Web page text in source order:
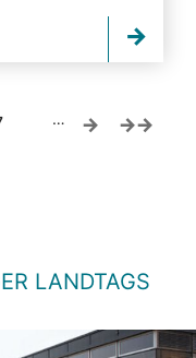
…
LANDTAGS